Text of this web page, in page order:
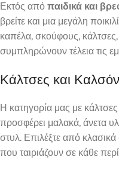
Εκτός από παιδικά και
βρείτε και μια μεγάλη
καπέλα, σκούφους, κάλτσες,
συμπληρώνουν τέλεια τις
Κάλτσες και Καλσόν
Η κατηγορία μας με
προσφέρει μαλακά, άνετα
στυλ. Επιλέξτε από κλασικά
που ταιριάζουν σε κάθε